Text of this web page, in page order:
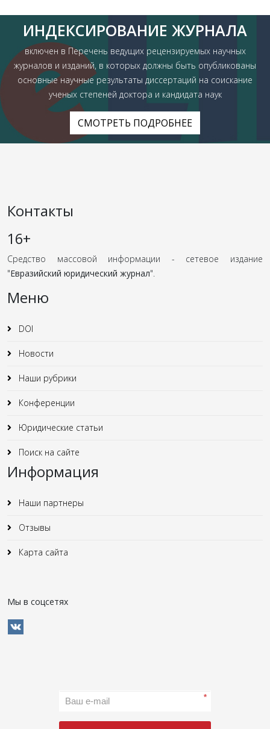
ИНДЕКСИРОВАНИЕ ЖУРНАЛА
включен в Перечень ведущих рецензируемых научных
журналов и изданий, в которых должны быть опубликованы
основные научные результаты диссертаций на соискание
ученых степеней доктора и кандидата наук
СМОТРЕТЬ ПОДРОБНЕЕ
Контакты
16+
Средство массовой информации - сетевое издание
"Евразийский юридический журнал".
Меню
DOI
Новости
Наши рубрики
Конференции
Юридические статьи
Поиск на сайте
Информация
Наши партнеры
Отзывы
Карта сайта
Мы в соцсетях
*